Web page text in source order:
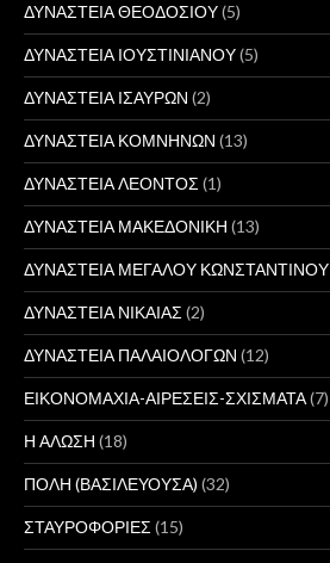
ΔΥΝΑΣΤΕΙΑ ΘΕΟΔΟΣΙΟΥ(5)
ΔΥΝΑΣΤΕΙΑ ΙΟΥΣΤΙΝΙΑΝΟΥ(5)
ΔΥΝΑΣΤΕΙΑ ΙΣΑΥΡΩΝ (2)
ΔΥΝΑΣΤΕΙΑ ΚΟΜΝΗΝΩΝ (13)
ΔΥΝΑΣΤΕΙΑ ΛΕΟΝΤΟΣ (1)
ΔΥΝΑΣΤΕΙΑ ΜΑΚΕΔΟΝΙΚΗ (13)
ΔΥΝΑΣΤΕΙΑ ΜΕΓΑΛΟΥ ΚΩΝΣΤΑΝΤΙΝΟΥ
ΔΥΝΑΣΤΕΙΑ ΝΙΚΑΙΑΣ (2)
ΔΥΝΑΣΤΕΙΑ ΠΑΛΑΙΟΛΟΓΩΝ (12)
ΕΙΚΟΝΟΜΑΧΙΑ-ΑΙΡΕΣΕΙΣ-ΣΧΙΣΜΑΤΑ(7)
Η ΑΛΩΣΗ (18)
ΠΟΛΗ (ΒΑΣΙΛΕΥΟΥΣΑ) (32)
ΣΤΑΥΡΟΦΟΡΙΕΣ (15)